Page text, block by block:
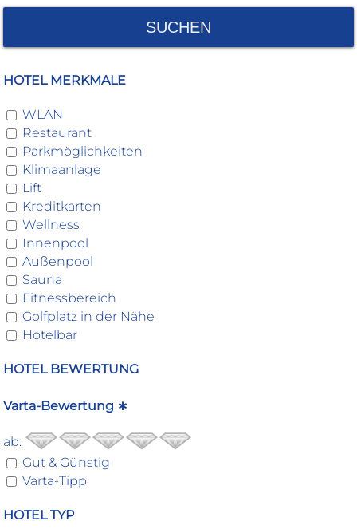
SUCHEN
HOTEL MERKMALE
WLAN
Restaurant
Parkmöglichkeiten
Klimaanlage
Lift
Kreditkarten
Wellness
Innenpool
Außenpool
Sauna
Fitnessbereich
Golfplatz in der Nähe
Hotelbar
HOTEL BEWERTUNG
Varta-Bewertung ∗
ab:
Gut & Günstig
Varta-Tipp
HOTEL TYP